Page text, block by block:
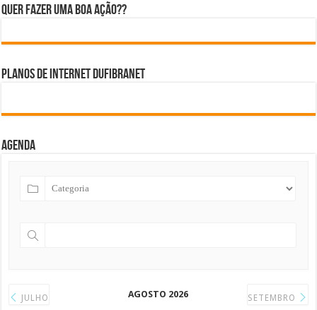
Quer fazer uma boa ação??
Planos de internet DUFIBRANET
Agenda
JULHO AGOSTO 2026 SETEMBRO